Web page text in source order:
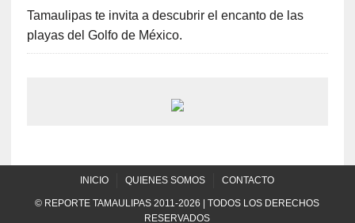
Tamaulipas te invita a descubrir el encanto de las
playas del Golfo de México.
INICIO QUIENES SOMOS CONTACTO
© REPORTE TAMAULIPAS 2011-2026 | TODOS LOS DERECHOS
RESERVADOS